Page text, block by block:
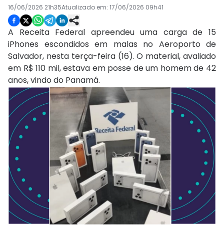
16/06/2026 21h35Atualizado em: 17/06/2026 09h41
A Receita Federal apreendeu uma carga de 15
iPhones escondidos em malas no Aeroporto de
Salvador, nesta terça-feira (16). O material, avaliado
em R$ 110 mil, estava em posse de um homem de 42
anos, vindo do Panamá.